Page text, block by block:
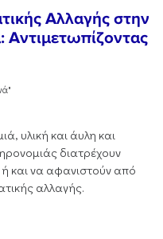
Αλλαγής στην
Αντιμετωπίζοντας
υλική και άυλη και
διατρέχουν
και να αφανιστούν από
αλλαγής.